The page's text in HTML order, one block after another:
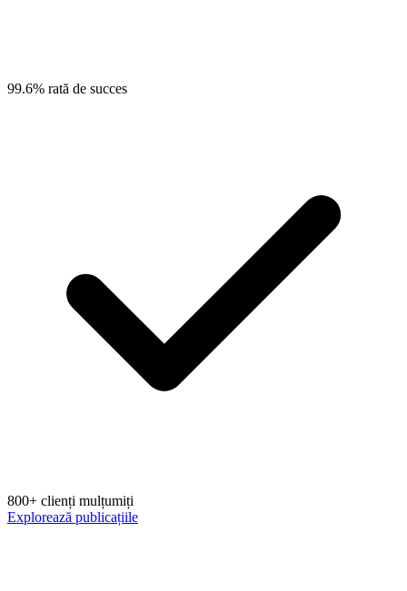
99.6% rată de succes
800+ clienți mulțumiți
Explorează publicațiile